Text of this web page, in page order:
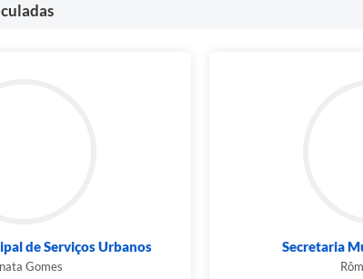
de Serviços Urbanos
Gomes
Secretaria